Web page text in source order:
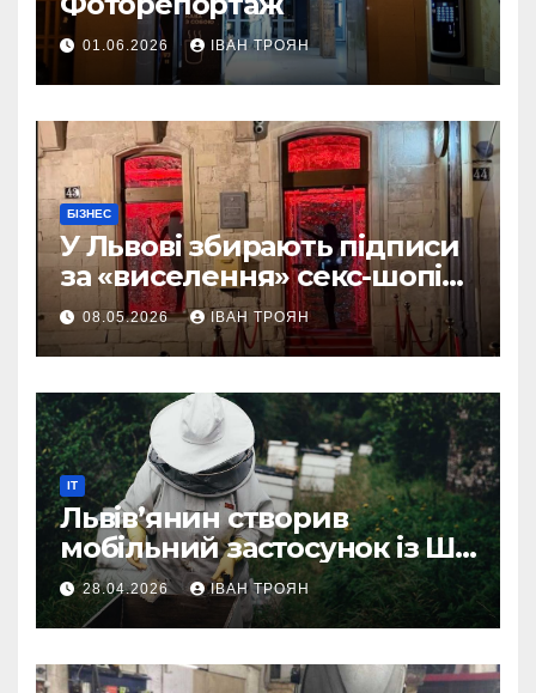
01.06.2026 ІВАН ТРОЯН
БІЗНЕС
У Львові збирають підписи
за «виселення» секс-шопів
із центру міста
08.05.2026 ІВАН ТРОЯН
IT
Львів’янин створив
мобільний застосунок із ШІ-
асистентом для бджолярів
28.04.2026 ІВАН ТРОЯН